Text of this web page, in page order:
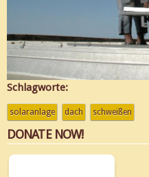
Schlagworte:
solaranlage dach schweißen
DONATE NOW!